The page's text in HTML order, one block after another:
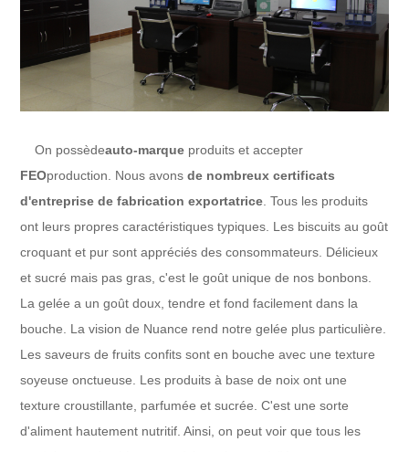
On possèdeauto-marque produits et accepter
FEOproduction. Nous avons de nombreux certificats
d'entreprise de fabrication exportatrice . Tous les produits
ont leurs propres caractéristiques typiques. Les biscuits au goût
croquant et pur sont appréciés des consommateurs. Délicieux
et sucré mais pas gras, c'est le goût unique de nos bonbons.
La gelée a un goût doux, tendre et fond facilement dans la
bouche. La vision de Nuance rend notre gelée plus particulière.
Les saveurs de fruits confits sont en bouche avec une texture
soyeuse onctueuse. Les produits à base de noix ont une
texture croustillante, parfumée et sucrée. C'est une sorte
d'aliment hautement nutritif. Ainsi, on peut voir que tous les